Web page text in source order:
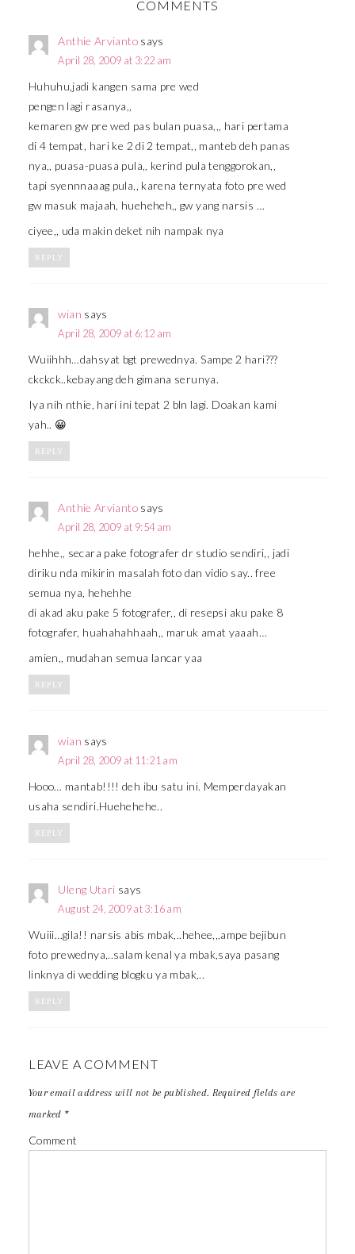
COMMENTS
Anthie Arvianto says
April 28, 2009 at 3:22 am
Huhuhu,jadi kangen sama pre wed
pengen lagi rasanya,,
kemaren gw pre wed pas bulan puasa,,, hari pertama
di 4 tempat, hari ke 2 di 2 tempat,, manteb deh panas
nya,, puasa-puasa pula,, kerind pula tenggorokan,,
tapi syennnaaag pula,, karena ternyata foto pre wed
gw masuk majaah, hueheheh,, gw yang narsis …
ciyee,, uda makin deket nih nampak nya
REPLY
wian says
April 28, 2009 at 6:12 am
Wuiihhh…dahsyat bgt prewednya. Sampe 2 hari???
ckckck..kebayang deh gimana serunya.
Iya nih nthie, hari ini tepat 2 bln lagi. Doakan kami
yah.. 😀
REPLY
Anthie Arvianto says
April 28, 2009 at 9:54 am
hehhe,, secara pake fotografer dr studio sendiri,, jadi
diriku nda mikirin masalah foto dan vidio say.. free
semua nya, hehehhe
di akad aku pake 5 fotografer,, di resepsi aku pake 8
fotografer, huahahahhaah,, maruk amat yaaah…
amien,, mudahan semua lancar yaa
REPLY
wian says
April 28, 2009 at 11:21 am
Hooo… mantab!!!! deh ibu satu ini. Memperdayakan
usaha sendiri.Huehehehe..
REPLY
Uleng Utari says
August 24, 2009 at 3:16 am
Wuiii…gila!! narsis abis mbak,..hehee,,,ampe bejibun
foto prewednya,..salam kenal ya mbak,saya pasang
linknya di wedding blogku ya mbak,..
REPLY
LEAVE A COMMENT
Your email address will not be published. Required fields are
marked *
Comment